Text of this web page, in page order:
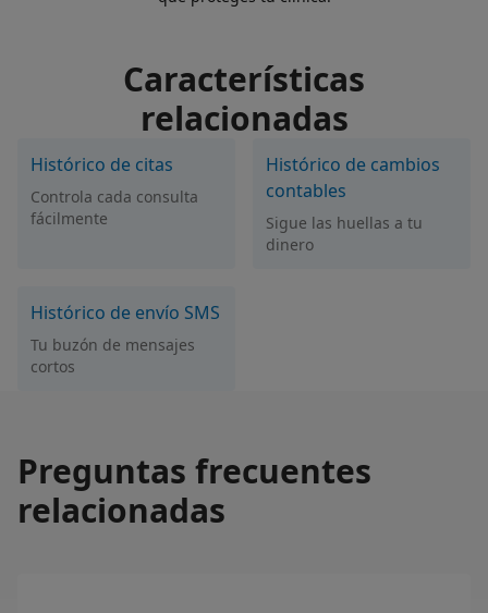
Características
relacionadas
Histórico de citas
Controla cada consulta
fácilmente
Histórico de cambios
contables
Sigue las huellas a tu
dinero
Histórico de envío SMS
Tu buzón de mensajes
cortos
Preguntas frecuentes
relacionadas